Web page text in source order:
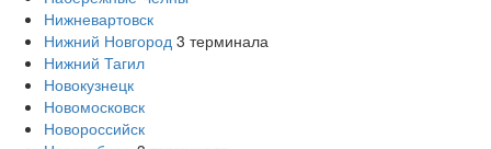
Нижневартовск
Нижний Новгород 3 терминала
Нижний Тагил
Новокузнецк
Новомосковск
Новороссийск